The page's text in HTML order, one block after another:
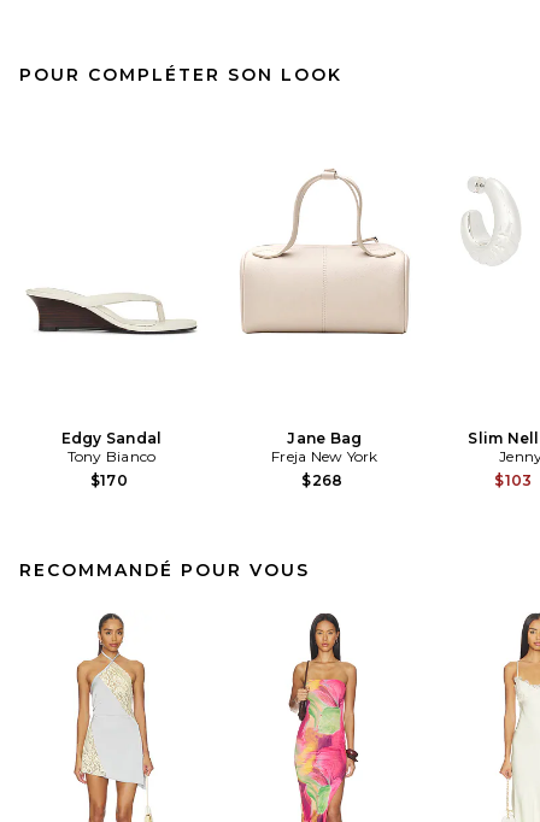
POUR COMPLÉTER SON LOOK
Edgy Sandal
Tony Bianco
$170
Jane Bag
Freja New York
$268
Slim
$103
RECOMMANDÉ POUR VOUS